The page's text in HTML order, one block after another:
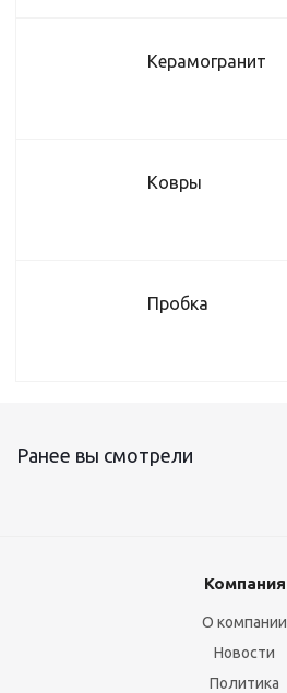
Керамогранит
Ковры
Пробка
Ранее вы смотрели
Компания
О компании
Новости
Политика